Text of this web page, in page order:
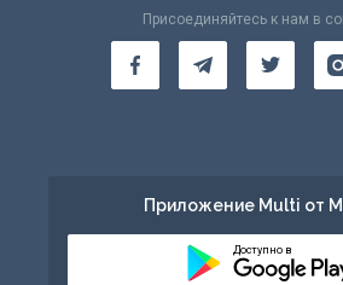
Присоединяйтесь к нам в
Приложение Multi от
Доступно в